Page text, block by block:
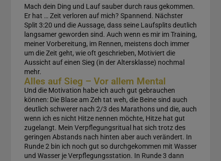
Mach dein Ding und Lauf sauber durch raus gekommen.
Er hat … Zeit verloren auf mich? Spannend. Nächster
Split 3:20 und die Aussage, dass seine Laufsplits deutlich
langsamer geworden sind. Auch wenn es mir im Training,
meiner Vorbereitung, im Rennen, meistens doch immer
um die Zeit geht, wie oft geschrieben, Motiviert die
Aussicht auf einen Sieg (in der Altersklasse) nochmal
mehr.
Alles auf Sieg – Vor allem Mental
Und die Motivation habe ich auch gut gebrauchen
können: Die Blase am Zeh tat weh, die Beine sind auch
deutlich schwerer nach 2/3 des Marathons und die, auch
wenn ich es nicht Hitze nennen möchte, Hitze hat gut
zugelangt. Mein Verpflegungsritual hat sich trotz des
geringen Abstands nach hinten aber auch verändert. In
Runde 2 bin ich noch gut so durchgekommen mit Wasser
und Wasser je Verpflegungsstation. In Runde 3 dann